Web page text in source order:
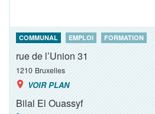
COMMUNAL EMPLOI FORMATION
rue de l’Union 31
1210 Bruxelles
VOIR PLAN
Bilal El Ouassyf